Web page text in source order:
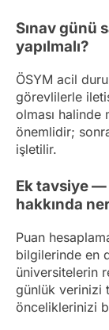
Sınav günü
yapılmalı?
ÖSYM acil
görevlilerle
olması
önemlidir;
işletilir.
Ek tavsiye —
hakkında
Puan
bilgilerinde en
üniversitelerin
günlük verinizi
önceliklerinizi